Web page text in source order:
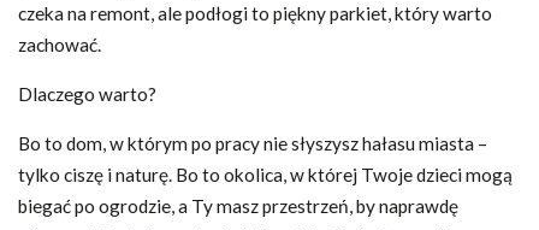
czeka na remont, ale podłogi to piękny parkiet, który warto
zachować.
Dlaczego warto?
Bo to dom, w którym po pracy nie słyszysz hałasu miasta –
tylko ciszę i naturę. Bo to okolica, w której Twoje dzieci mogą
biegać po ogrodzie, a Ty masz przestrzeń, by naprawdę